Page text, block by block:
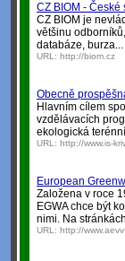
CZ BIOM -
CZ BIOM je
většinu
databáze, burza...
URL: http://biom.cz
Obecně
Hlavním cílem
vzdělávacích
ekologická
URL: http://www.is-
European
Založena v roce
EGWA chce být
nimi. Na
URL: http://